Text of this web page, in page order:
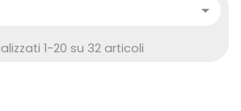

1-20 su 32 articoli